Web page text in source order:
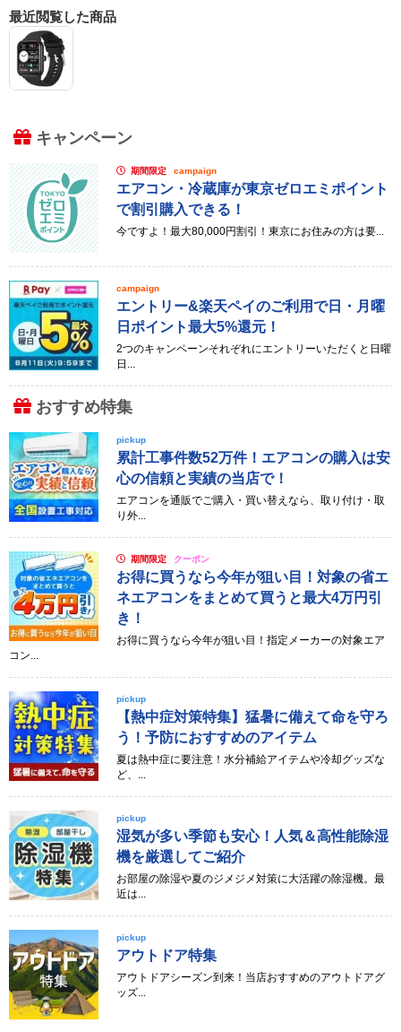
最近閲覧した商品
キャンペーン
期間限定 campaign
エアコン・冷蔵庫が東京ゼロエミポイント
で割引購入できる！
今ですよ！最大80,000円割引！東京にお住みの方は要...
campaign
エントリー&楽天ペイのご利用で日・月曜
日ポイント最大5%還元！
2つのキャンペーンそれぞれにエントリーいただくと日曜
日...
おすすめ特集
pickup
累計工事件数52万件！エアコンの購入は安
心の信頼と実績の当店で！
エアコンを通販でご購入・買い替えなら、取り付け・取
り外...
期間限定 クーポン
お得に買うなら今年が狙い目！対象の省エ
ネエアコンをまとめて買うと最大4万円引
き！
お得に買うなら今年が狙い目！指定メーカーの対象エア
コン...
pickup
【熱中症対策特集】猛暑に備えて命を守ろ
う！予防におすすめのアイテム
夏は熱中症に要注意！水分補給アイテムや冷却グッズな
ど、...
pickup
湿気が多い季節も安心！人気＆高性能除湿
機を厳選してご紹介
お部屋の除湿や夏のジメジメ対策に大活躍の除湿機。最
近は...
pickup
アウトドア特集
アウトドアシーズン到来！当店おすすめのアウトドアグ
ッズ...